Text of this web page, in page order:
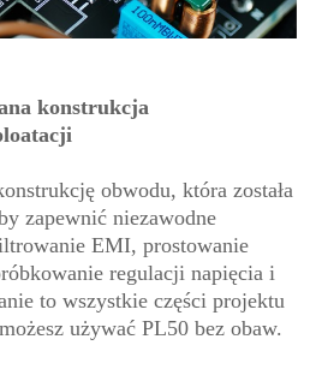
konstrukcja
obwodu, która została
zapewnić niezawodne
EMI, prostowanie
regulacji napięcia i
to wszystkie części projektu
używać PL50 bez obaw.